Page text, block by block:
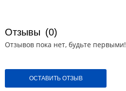
Отзывы (0)
Отзывов пока нет, будьте первыми!
ОСТАВИТЬ ОТЗЫВ